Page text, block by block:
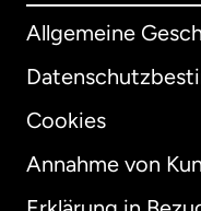
Allgemeine
Cookies
Annahme von